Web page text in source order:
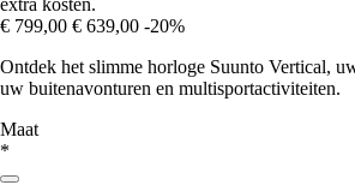
extra kosten.
€ 799,00 € 639,00 -20%
Ontdek het slimme horloge Suunto Vertical,
uw buitenavonturen en multisportactiviteiten.
Maat
*